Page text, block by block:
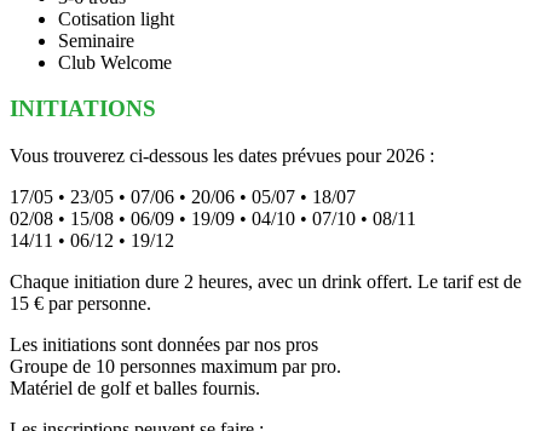
Cotisation light
Seminaire
Club Welcome
INITIATIONS
Vous trouverez ci-dessous les dates prévues pour 2026 :
17/05 • 23/05 • 07/06 • 20/06 • 05/07 • 18/07
02/08 • 15/08 • 06/09 • 19/09 • 04/10 • 07/10 • 08/11
14/11 • 06/12 • 19/12
Chaque initiation dure 2 heures, avec un drink offert. Le tarif est de
15 € par personne.
Les initiations sont données par nos pros
Groupe de 10 personnes maximum par pro.
Matériel de golf et balles fournis.